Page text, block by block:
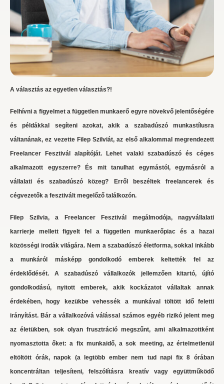
A választás az egyetlen választás?!
Felhívni a figyelmet a független munkaerő egyre növekvő jelentőségére
és példákkal segíteni azokat, akik a szabadúszó munkastílusra
váltanának, ez vezette Filep Szilviát, az első alkalommal megrendezett
Freelancer Fesztivál alapítóját. Lehet valaki szabadúszó és céges
alkalmazott egyszerre? És mit tanulhat egymástól, egymásról a
vállalati és szabadúszó közeg? Erről beszéltek freelancerek és
cégvezetők a fesztivált megelőző találkozón.
Filep Szilvia, a Freelancer Fesztivál megálmodója, nagyvállalati
karrierje mellett figyelt fel a független munkaerőpiac és a hazai
közösségi irodák világára. Nem a szabadúszó életforma, sokkal inkább
a munkáról másképp gondolkodó emberek keltették fel az
érdeklődését. A szabadúszó vállalkozók jellemzően kitartó, újító
gondolkodású, nyitott emberek, akik kockázatot vállaltak annak
érdekében, hogy kezükbe vehessék a munkával töltött idő feletti
irányítást. Bár a vállalkozóvá válással számos egyéb rizikó jelent meg
az életükben, sok olyan frusztráció megszűnt, ami alkalmazottként
nyomasztotta őket: a fix munkaidő, a sok meeting, az értelmetlenül
eltöltött órák, napok (a legtöbb ember nem tud napi fix 8 órában
koncentráltan teljesíteni, felszólításra kreatív vagy együttműködő